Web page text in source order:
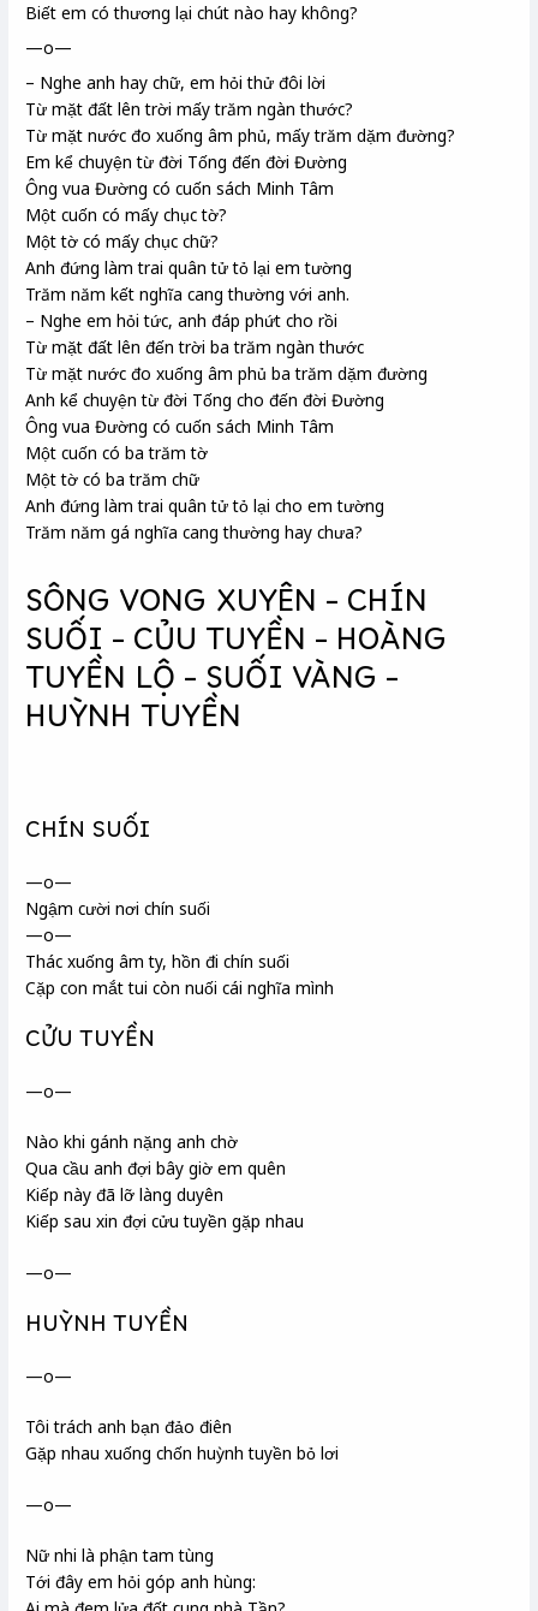
Biết em có thương lại chút nào hay không?
—o—
– Nghe anh hay chữ, em hỏi thử đôi lời
Từ mặt đất lên trời mấy trăm ngàn thước?
Từ mặt nước đo xuống âm phủ, mấy trăm dặm đường?
Em kể chuyện từ đời Tống đến đời Đường
Ông vua Đường có cuốn sách Minh Tâm
Một cuốn có mấy chục tờ?
Một tờ có mấy chục chữ?
Anh đứng làm trai quân tửtỏ lại em tường
Trăm năm kết nghĩa cang thường với anh.
– Nghe em hỏi tức, anh đáp phứt cho rồi
Từ mặt đất lên đến trời ba trăm ngàn thước
Từ mặt nước đo xuống âm phủ ba trăm dặm đường
Anh kể chuyện từ đời Tống cho đến đời Đường
Ông vua Đường có cuốn sách Minh Tâm
Một cuốn có ba trăm tờ
Một tờ có ba trăm chữ
Anh đứng làm trai quân tử tỏ lại cho em tường
Trăm năm gá nghĩa cang thường hay chưa?
SÔNG VONG XUYÊN – CHÍN
SUỐI – CỦU TUYỀN – HOÀNG
TUYỀN LỘ – SUỐI VÀNG –
HUỲNH TUYỀN
CHÍN SUỐI
—o—
Ngậm cười nơi chín suối
—o—
Thác xuống âm ty, hồn đi chín suối
Cặp con mắt tui còn nuối cái nghĩa mình
CỬU TUYỀN
—o—
Nào khi gánh nặng anh chờ
Qua cầu anh đợi bây giờ em quên
Kiếp này đã lỡ làng duyên
Kiếp sau xin đợi cửu tuyền gặp nhau
—o—
HUỲNH TUYỀN
—o—
Tôi trách anh bạn đảo điên
Gặp nhau xuống chốn huỳnh tuyền bỏ lơi
—o—
Nữ nhi là phận tam tùng
Tới đây em hỏi góp anh hùng: